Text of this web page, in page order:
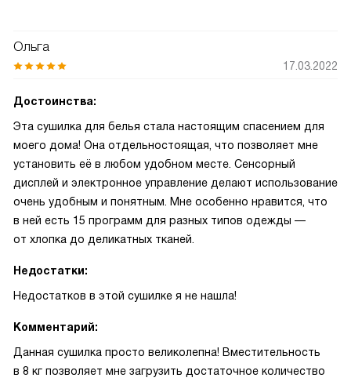
Ольга
17.03.2022
Достоинства:
Эта сушилка для белья стала настоящим спасением для
моего дома! Она отдельностоящая, что позволяет мне
установить её в любом удобном месте. Сенсорный
дисплей и электронное управление делают использование
очень удобным и понятным. Мне особенно нравится, что
в ней есть 15 программ для разных типов одежды —
от хлопка до деликатных тканей.
Недостатки:
Недостатков в этой сушилке я не нашла!
Комментарий:
Данная сушилка просто великолепна! Вместительность
в 8 кг позволяет мне загрузить достаточное количество